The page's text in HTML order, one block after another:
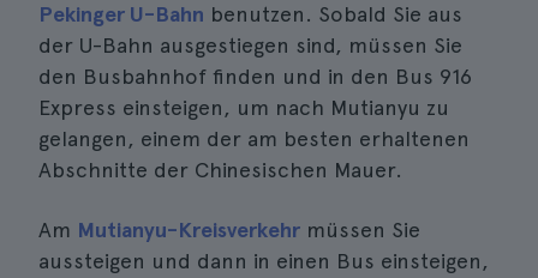
Pekinger U-Bahn benutzen. Sobald Sie aus
der U-Bahn ausgestiegen sind, müssen Sie
den Busbahnhof finden und in den Bus 916
Express einsteigen, um nach Mutianyu zu
gelangen, einem der am besten erhaltenen
Abschnitte der Chinesischen Mauer.
Am Mutianyu-Kreisverkehr müssen Sie
aussteigen und dann in einen Bus einsteigen,